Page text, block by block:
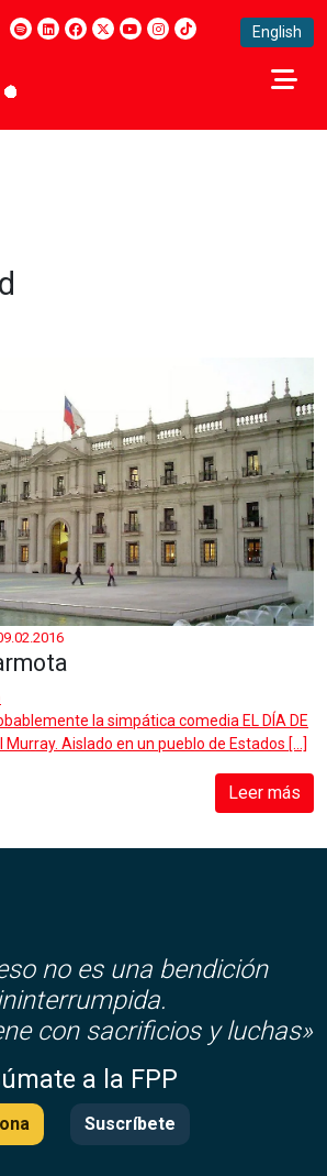
English
la simpática comedia EL DÍA DE
Murray. Aislado en un pueblo de Estados […]
Leer más
no es una bendición
con sacrificios y luchas»
a la FPP
Suscríbete